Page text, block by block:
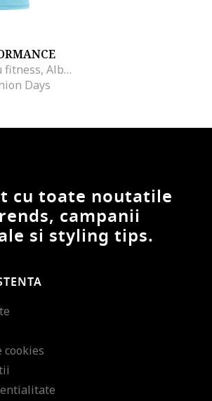
Tricou polo pentru fitness, Albastru deschis
Days
cu toate noutatile
campanii
si styling tips.